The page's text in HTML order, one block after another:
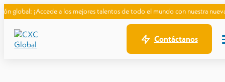
¡Accede a los mejores talentos de todo el mundo con nuestra nueva
Contáctanos